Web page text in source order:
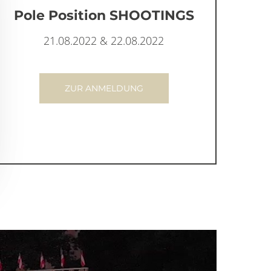
Pole Position SHOOTINGS
21.08.2022 & 22.08.2022
ZUR ANMELDUNG